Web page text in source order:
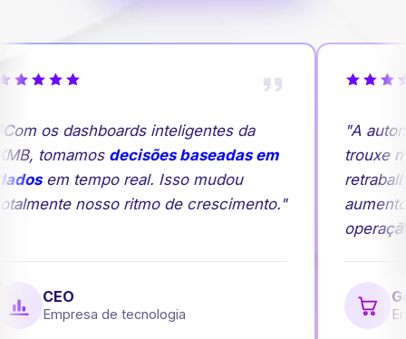
os dashboards inteligentes da
tomamosdecisões baseadas em
em tempo real. Isso mudou
nosso ritmo de crescimento."
CEO
Empresa de tecnologia
"A
trouxe